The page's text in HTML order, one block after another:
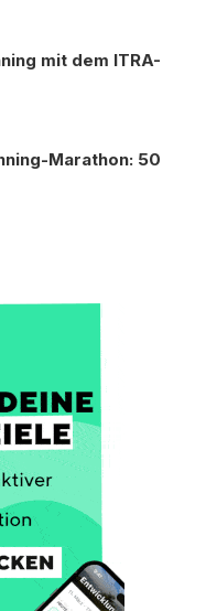
mit dem ITRA-
Marathon: 50